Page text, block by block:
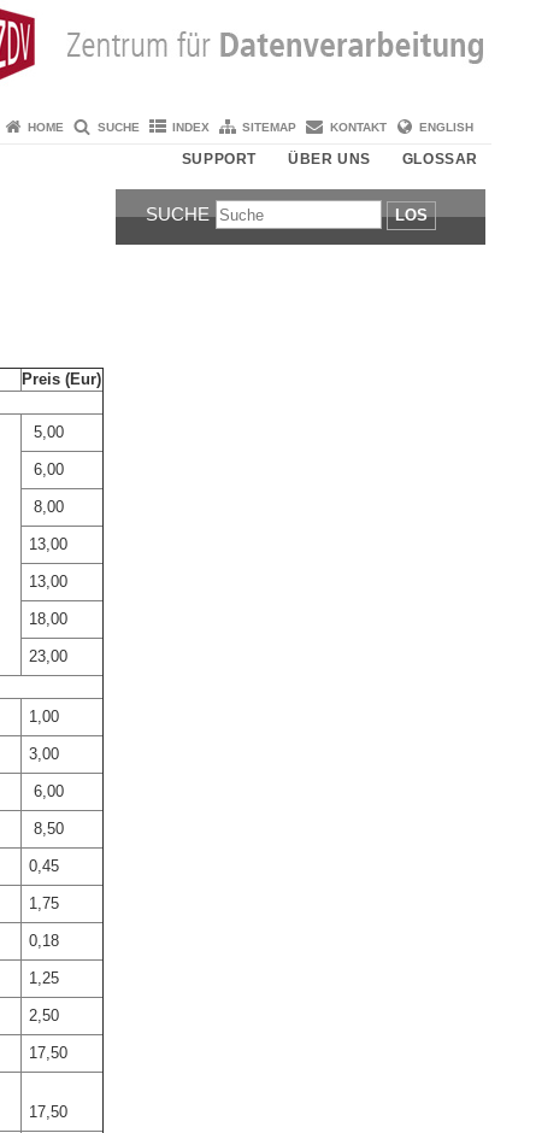
HOME SUCHE INDEX SITEMAP KONTAKT ENGLISH
SUPPORT ÜBER UNS GLOSSAR
Preis (Eur)
5,00
6,00
8,00
13,00
13,00
18,00
23,00
1,00
3,00
6,00
8,50
0,45
1,75
0,18
1,25
2,50
17,50
17,50
SUCHE LOS